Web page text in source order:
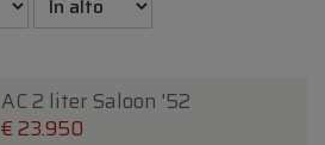
AC 2 liter Saloon '52
€ 23.950